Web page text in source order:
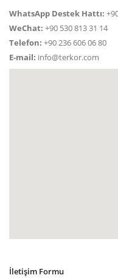
WhatsApp Destek Hattı:
WeChat: +90 530 813 31 14
Telefon: +90 236 606 06 80
E-mail: info@terkor.com
İletişim Formu